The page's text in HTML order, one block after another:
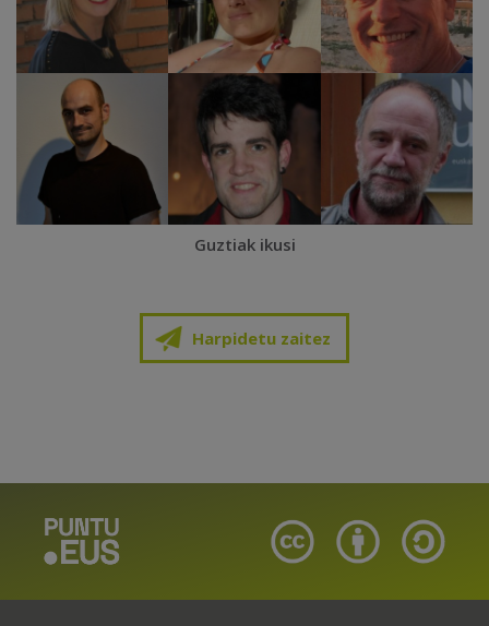
Guztiak ikusi
Harpidetu zaitez